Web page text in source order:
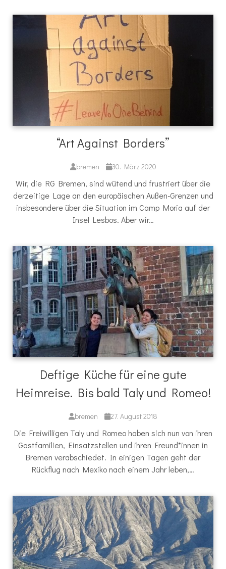
“Art Against Borders”
bremen 30. März 2020
Wir, die RG Bremen, sind wütend und frustriert über die
derzeitige Lage an den europäischen Außen-Grenzen und
insbesondere über die Situation im Camp Moria auf der
Insel Lesbos. Aber wir…
Deftige Küche für eine gute
Heimreise. Bis bald Taly und Romeo!
bremen 27. August 2018
Die Freiwilligen Taly und Romeo haben sich nun von ihren
Gastfamilien, Einsatzstellen und ihren Freund*innen in
Bremen verabschiedet. In einigen Tagen geht der
Rückflug nach Mexiko nach einem Jahr leben,…